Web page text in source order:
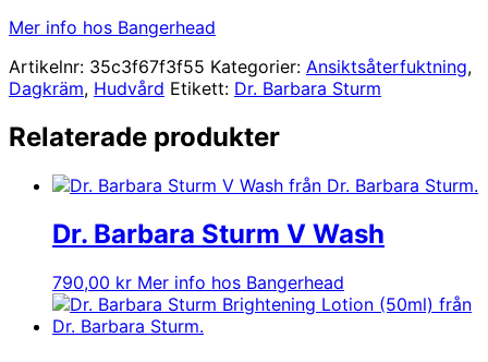
Mer info hos Bangerhead
Artikelnr: 35c3f67f3f55 Kategorier: Ansiktsåterfuktning,
Dagkräm, Hudvård Etikett: Dr. Barbara Sturm
Relaterade produkter
Dr. Barbara Sturm V Wash
790,00 kr Mer info hos Bangerhead